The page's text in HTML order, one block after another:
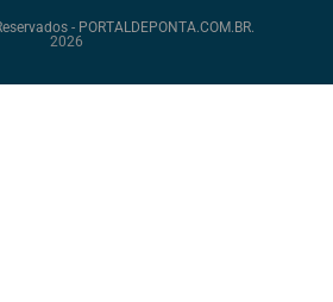
- PORTALDEPONTA.COM.BR.
2026